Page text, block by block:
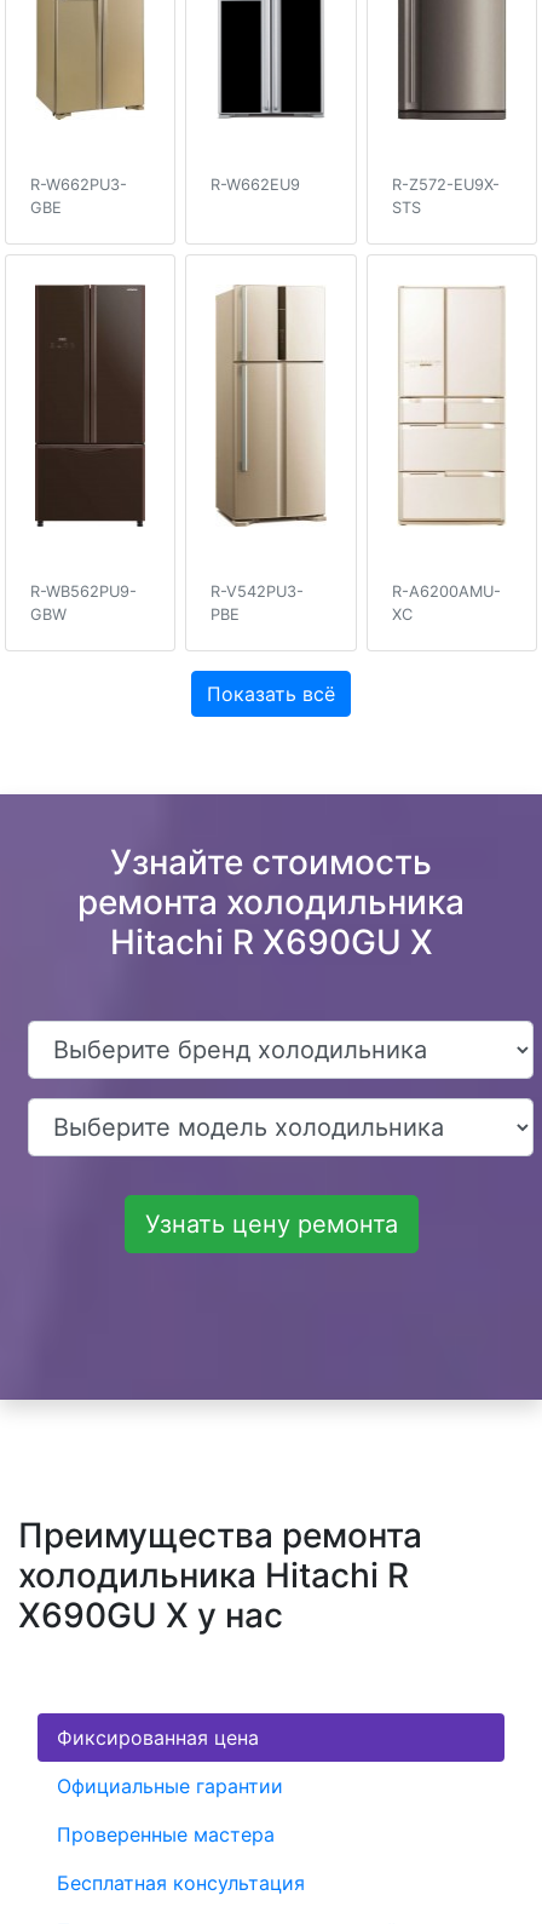
R-W662PU3-
GBE
R-W662EU9
R-Z572-EU9X-
STS
R-WB562PU9-
GBW
R-V542PU3-
PBE
R-A6200AMU-
XC
Показать всё
Узнайте стоимость
ремонта холодильника
Hitachi R X690GU X
Узнать цену ремонта
Преимущества ремонта
холодильника Hitachi R
X690GU X у нас
Фиксированная цена
Официальные гарантии
Проверенные мастера
Бесплатная консультация